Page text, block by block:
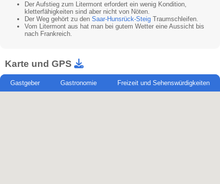
Der Aufstieg zum Litermont erfordert ein wenig Kondition,
kletterfähigkeiten sind aber nicht von Nöten.
Der Weg gehört zu den Saar-Hunsrück-Steig Traumschleifen.
Vom Litermont aus hat man bei gutem Wetter eine Aussicht bis
nach Frankreich.
Karte und GPS
Gastgeber Gastronomie Freizeit und Sehenswürdigkeiten